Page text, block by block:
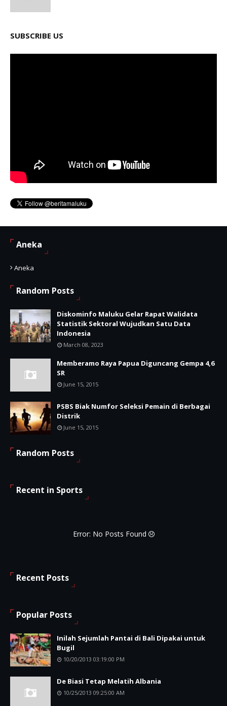
SUBSCRIBE US
Aneka
Aneka
Random Posts
Diskominfo Maluku Gelar Rapat Walidata
Statistik Sektoral Wujudkan Satu Data
Indonesia
March 08, 2023
Memberamo Raya Papua Diguncang Gempa 4,6
SR
June 15, 2015
PSBS Biak Numfor Seleksi Pemain di Berbagai
Distrik
June 15, 2015
Random Posts
Recent in Sports
Error: No Posts Found
Recent Posts
Popular Posts
Inilah Sejumlah Pantai di Bali Dipakai untuk
Bugil
10/20/2013 03:19:00 PM
De Biasi Tetap Melatih Albania
10/25/2013 09:25:00 AM